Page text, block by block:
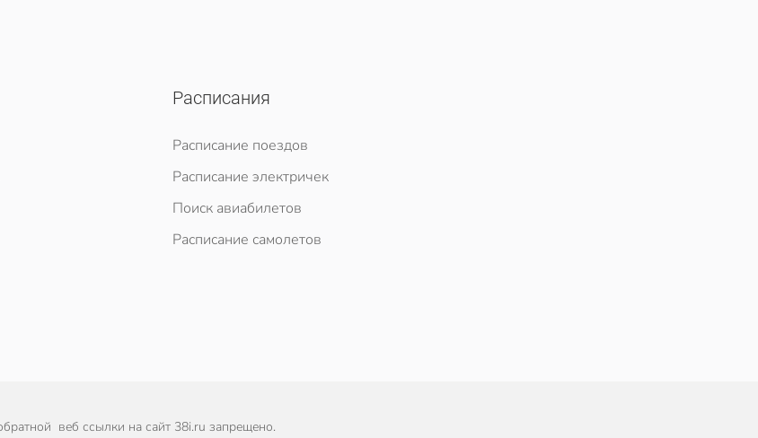
Расписания
Расписание поездов
Расписание электричек
Поиск авиабилетов
Расписание самолетов
веб ссылки на сайт 38i.ru запрещено.